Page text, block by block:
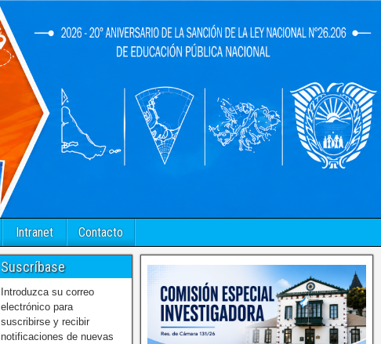
Intranet Contacto
Suscríbase
Introduzca su correo
electrónico para
suscribirse y recibir
notificaciones de nuevas